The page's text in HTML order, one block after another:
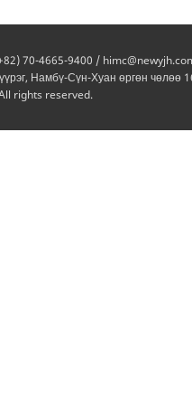
70-4665-9400 /
Намбү-Сүн-Хуан өргөн чөлөө
All rights reserved.